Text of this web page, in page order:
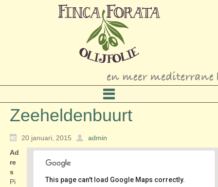
Zeeheldenbuurt
20 januari, 2015 admin
This page can't load Google Maps correctly.
Ad
re
s
Pi